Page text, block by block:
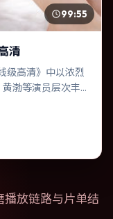
99:55
清
级高清》中以浓烈
渤等演员层次丰
入，逐步推向不
制有力。
播放链路与片单结